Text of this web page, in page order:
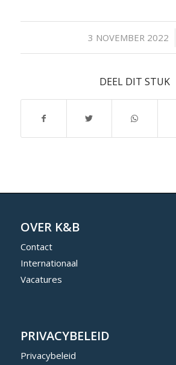
3 NOVEMBER 2022
/
DEEL DIT STUK
OVER K&B
Contact
Internationaal
Vacatures
PRIVACYBELEID
Privacybeleid